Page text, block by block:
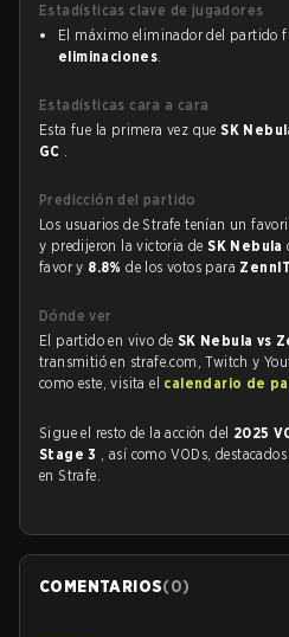
Estadísticas clave de jugadores
El máximo eliminador del partido
eliminaciones.
Estadísticas cara a cara
Esta fue la primera vez queSK
GC .
Predicción del partido
Los usuarios de Strafe tenían un
y predijeron la victoria deSK Nebula
favor y 8.8%de los votos para
Dónde ver
El partido en vivo de SK Nebula vs
transmitió en strafe.com, Twitch y
como este, visita el calendario de
Sigue el resto de la acción del 2025
Stage 3 , así como VODs,
en Strafe.
COMENTARIOS(0)